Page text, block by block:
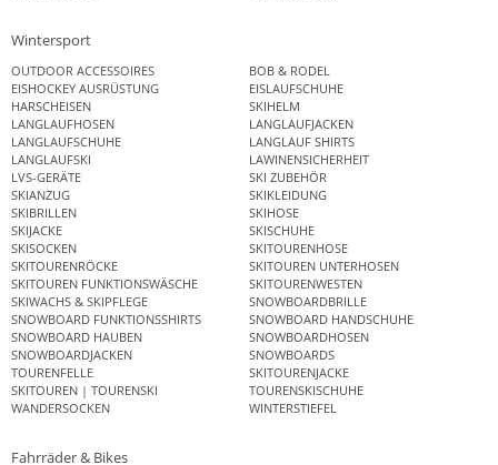
Wintersport
OUTDOOR ACCESSOIRES
BOB & RODEL
EISHOCKEY AUSRÜSTUNG
EISLAUFSCHUHE
HARSCHEISEN
SKIHELM
LANGLAUFHOSEN
LANGLAUFJACKEN
LANGLAUFSCHUHE
LANGLAUF SHIRTS
LANGLAUFSKI
LAWINENSICHERHEIT
LVS-GERÄTE
SKI ZUBEHÖR
SKIANZUG
SKIKLEIDUNG
SKIBRILLEN
SKIHOSE
SKIJACKE
SKISCHUHE
SKISOCKEN
SKITOURENHOSE
SKITOURENRÖCKE
SKITOUREN UNTERHOSEN
SKITOUREN FUNKTIONSWÄSCHE
SKITOURENWESTEN
SKIWACHS & SKIPFLEGE
SNOWBOARDBRILLE
SNOWBOARD FUNKTIONSSHIRTS
SNOWBOARD HANDSCHUHE
SNOWBOARD HAUBEN
SNOWBOARDHOSEN
SNOWBOARDJACKEN
SNOWBOARDS
TOURENFELLE
SKITOURENJACKE
SKITOUREN | TOURENSKI
TOURENSKISCHUHE
WANDERSOCKEN
WINTERSTIEFEL
Fahrräder & Bikes